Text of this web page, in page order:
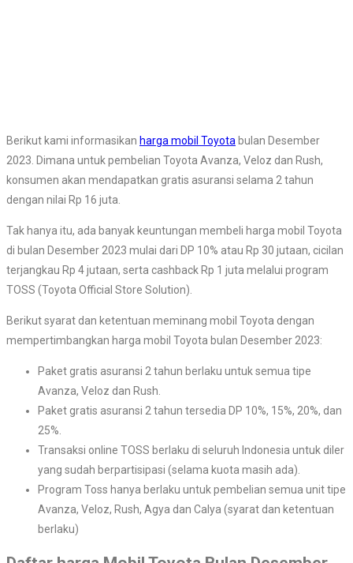
Berikut kami informasikan harga mobil Toyota bulan Desember
2023. Dimana untuk pembelian Toyota Avanza, Veloz dan Rush,
konsumen akan mendapatkan gratis asuransi selama 2 tahun
dengan nilai Rp 16 juta.
Tak hanya itu, ada banyak keuntungan membeli harga mobil Toyota
di bulan Desember 2023 mulai dari DP 10% atau Rp 30 jutaan, cicilan
terjangkau Rp 4 jutaan, serta cashback Rp 1 juta melalui program
TOSS (Toyota Official Store Solution).
Berikut syarat dan ketentuan meminang mobil Toyota dengan
mempertimbangkan harga mobil Toyota bulan Desember 2023:
Paket gratis asuransi 2 tahun berlaku untuk semua tipe
Avanza, Veloz dan Rush.
Paket gratis asuransi 2 tahun tersedia DP 10%, 15%, 20%, dan
25%.
Transaksi online TOSS berlaku di seluruh Indonesia untuk diler
yang sudah berpartisipasi (selama kuota masih ada).
Program Toss hanya berlaku untuk pembelian semua unit tipe
Avanza, Veloz, Rush, Agya dan Calya (syarat dan ketentuan
berlaku)